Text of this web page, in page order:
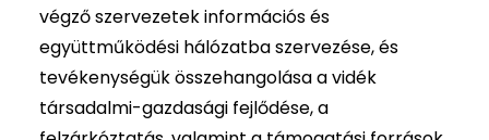
végző szervezetek információs és
együttműködési hálózatba szervezése, és
tevékenységük összehangolása a vidék
társadalmi-gazdasági fejlődése, a